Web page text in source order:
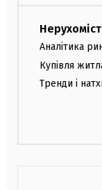
Аналітика
Купівля
Тренди і